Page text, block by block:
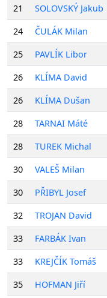
21
SOLOVSKÝ Jakub
24
ČULÁK Milan
25
PAVLÍK Libor
26
KLÍMA David
26
KLÍMA Dušan
28
TARNAI Máté
28
TUREK Michal
30
VALEŠ Milan
30
PŘIBYL Josef
32
TROJAN David
33
FARBÁK Ivan
33
KREJČÍK Tomáš
35
HOFMAN Jiří